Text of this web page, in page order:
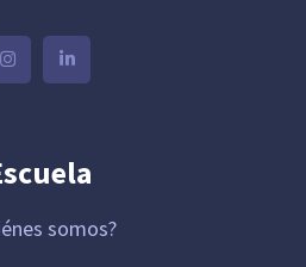
somos?